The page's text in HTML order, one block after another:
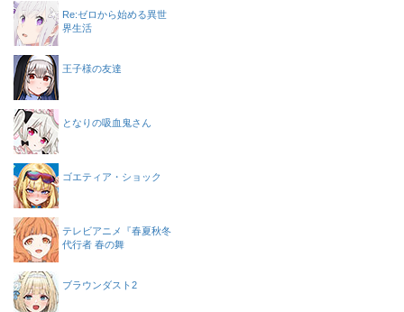
Re:ゼロから始める異世
界生活
王子様の友達
となりの吸血鬼さん
ゴエティア・ショック
テレビアニメ『春夏秋冬
代行者 春の舞
ブラウンダスト2